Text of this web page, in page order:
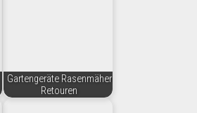
Gartengeräte Rasenmäher
Retouren